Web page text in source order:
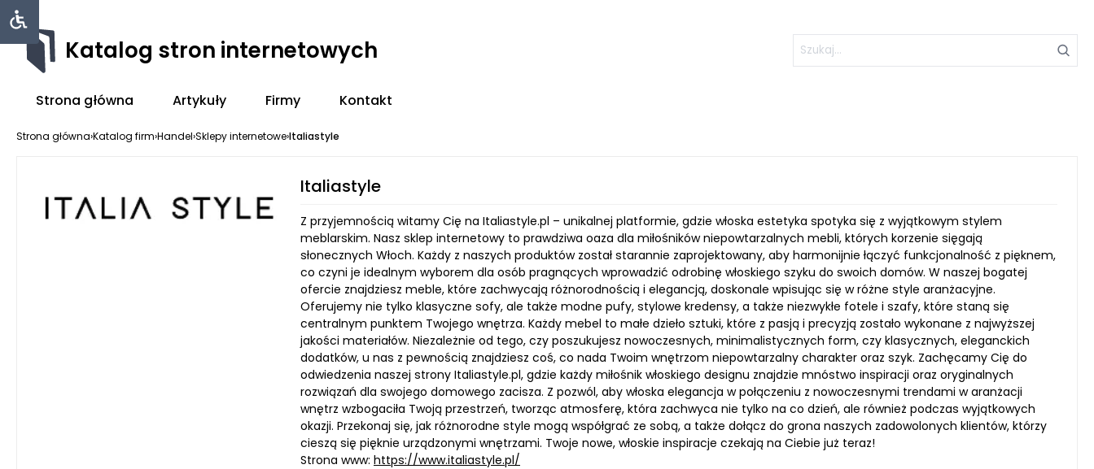
Katalog stron internetowych
Strona główna Artykuły Firmy Kontakt
Strona główna›Katalog firm›Handel›Sklepy internetowe›Italiastyle
Italiastyle
Z przyjemnością witamy Cię na Italiastyle.pl – unikalnej platformie, gdzie włoska estetyka spotyka się z wyjątkowym stylem
meblarskim. Nasz sklep internetowy to prawdziwa oaza dla miłośników niepowtarzalnych mebli, których korzenie sięgają
słonecznych Włoch. Każdy z naszych produktów został starannie zaprojektowany, aby harmonijnie łączyć funkcjonalność z pięknem,
co czyni je idealnym wyborem dla osób pragnących wprowadzić odrobinę włoskiego szyku do swoich domów. W naszej bogatej
ofercie znajdziesz meble, które zachwycają różnorodnością i elegancją, doskonale wpisując się w różne style aranżacyjne.
Oferujemy nie tylko klasyczne sofy, ale także modne pufy, stylowe kredensy, a także niezwykłe fotele i szafy, które staną się
centralnym punktem Twojego wnętrza. Każdy mebel to małe dzieło sztuki, które z pasją i precyzją zostało wykonane z najwyższej
jakości materiałów. Niezależnie od tego, czy poszukujesz nowoczesnych, minimalistycznych form, czy klasycznych, eleganckich
dodatków, u nas z pewnością znajdziesz coś, co nada Twoim wnętrzom niepowtarzalny charakter oraz szyk. Zachęcamy Cię do
odwiedzenia naszej strony Italiastyle.pl, gdzie każdy miłośnik włoskiego designu znajdzie mnóstwo inspiracji oraz oryginalnych
rozwiązań dla swojego domowego zacisza. Z pozwól, aby włoska elegancja w połączeniu z nowoczesnymi trendami w aranżacji
wnętrz wzbogaciła Twoją przestrzeń, tworząc atmosferę, która zachwyca nie tylko na co dzień, ale również podczas wyjątkowych
okazji. Przekonaj się, jak różnorodne style mogą współgrać ze sobą, a także dołącz do grona naszych zadowolonych klientów, którzy
cieszą się pięknie urządzonymi wnętrzami. Twoje nowe, włoskie inspiracje czekają na Ciebie już teraz!
Strona www: https://www.italiastyle.pl/